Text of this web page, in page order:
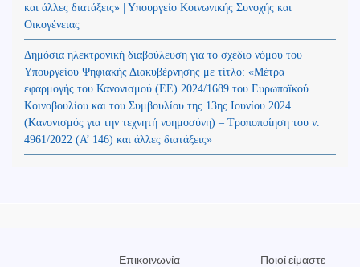
και άλλες διατάξεις» | Υπουργείο Κοινωνικής Συνοχής και
Οικογένειας
Δημόσια ηλεκτρονική διαβούλευση για το σχέδιο νόμου του
Υπουργείου Ψηφιακής Διακυβέρνησης με τίτλο: «Μέτρα
εφαρμογής του Κανονισμού (ΕΕ) 2024/1689 του Ευρωπαϊκού
Κοινοβουλίου και του Συμβουλίου της 13ης Ιουνίου 2024
(Kανονισμός για την τεχνητή νοημοσύνη) – Τροποποίηση του ν.
4961/2022 (Α’ 146) και άλλες διατάξεις»
Επικοινωνία Ποιοί είμαστε